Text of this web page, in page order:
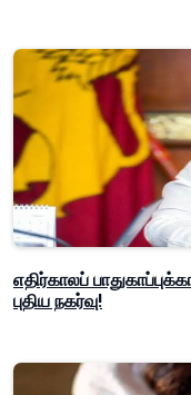
எதிர்காலப்
புதிய நகர்வு!